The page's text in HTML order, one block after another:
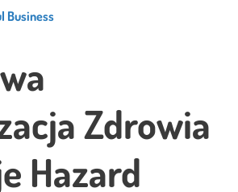
Business
Zdrowia
Hazard